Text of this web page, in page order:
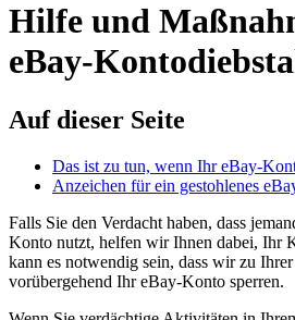
Hilfe und
eBay-
Auf dieser Seite
Das ist zu tun, wenn Ihr eBay-
Anzeichen für ein gestohlenes
Falls Sie den Verdacht haben, dass
Konto nutzt, helfen wir Ihnen dabei, Ihr
kann es notwendig sein, dass wir zu
vorübergehend Ihr eBay-Konto sperren.